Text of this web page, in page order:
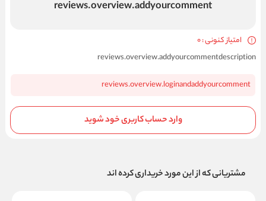
reviews.overview.addyourcomment
امتیاز کنونی : 0
reviews.overview.addyourcommentdescription
reviews.overview.loginandaddyourcomment
وارد حساب کاربری خود شوید
مشتریانی که از این مورد خریداری کرده اند